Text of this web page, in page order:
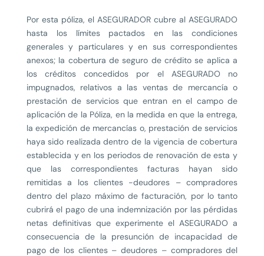
Por esta póliza, el ASEGURADOR cubre al ASEGURADO
hasta los límites pactados en las condiciones
generales y particulares y en sus correspondientes
anexos; la cobertura de seguro de crédito se aplica a
los créditos concedidos por el ASEGURADO no
impugnados, relativos a las ventas de mercancía o
prestación de servicios que entran en el campo de
aplicación de la Póliza, en la medida en que la entrega,
la expedición de mercancías o, prestación de servicios
haya sido realizada dentro de la vigencia de cobertura
establecida y en los periodos de renovación de esta y
que las correspondientes facturas hayan sido
remitidas a los clientes -deudores – compradores
dentro del plazo máximo de facturación, por lo tanto
cubrirá el pago de una indemnización por las pérdidas
netas definitivas que experimente el ASEGURADO a
consecuencia de la presunción de incapacidad de
pago de los clientes – deudores – compradores del